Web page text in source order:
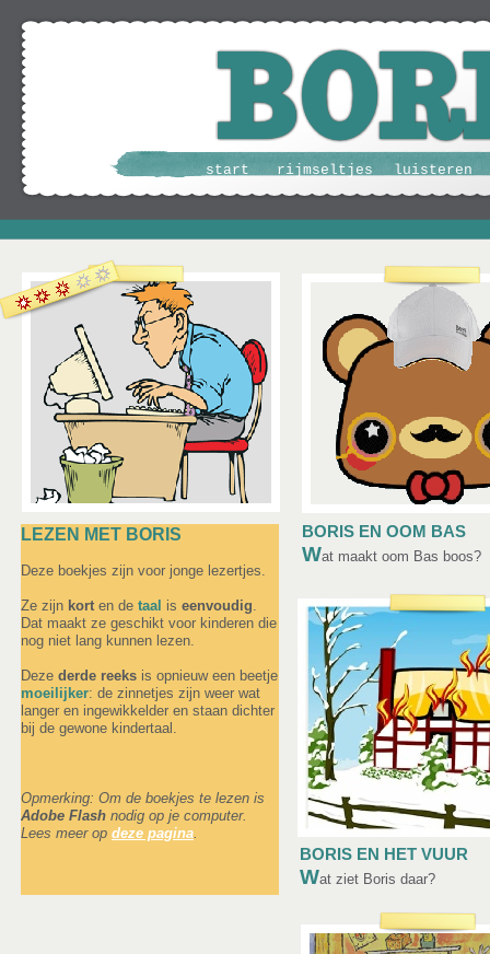
start rijmseltjes luisteren
LEZEN MET BORIS
Deze boekjes zijn voor jonge lezertjes.
Ze zijn kort en de taal is eenvoudig.
Dat maakt ze geschikt voor kinderen die
nog niet lang kunnen lezen.
Deze derde reeks is opnieuw een beetje
moeilijker: de zinnetjes zijn weer wat
langer en ingewikkelder en staan dichter
bij de gewone kindertaal.
Opmerking: Om de boekjes te lezen is
Adobe Flash nodig op je computer.
Lees meer op deze pagina.
BORIS EN HET VUUR
Wat ziet Boris daar?
BORIS EN OOM BAS
Wat maakt oom Bas boos?